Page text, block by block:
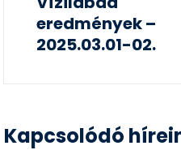
eredmények –
2025.03.01-02.
Kapcsolódó